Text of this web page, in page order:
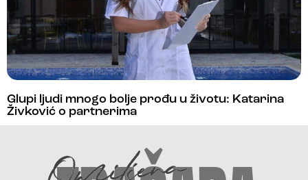
Glupi ljudi mnogo bolje prođu u životu: Katarina
Živković o partnerima